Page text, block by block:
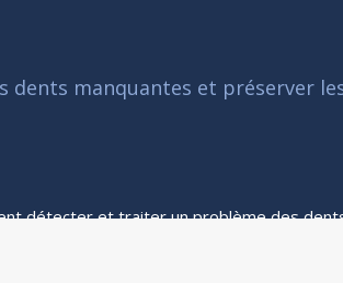
dents manquantes et préserver
détecter et traiter un problème des